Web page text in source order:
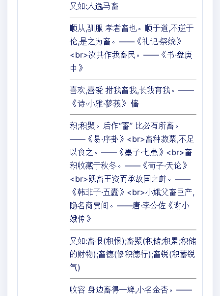
又如:人逸马畜
顺从,驯服 孝者畜也。顺于道,不逆于
伦,是之为畜。——《礼记·祭统》
<br>汝共作我畜民。——《书·盘庚
中》
喜欢,喜爱 拊我畜我,长我育我。——
《诗·小雅·蓼莪》 慉
积;积聚。后作“蓄” 比必有所畜。
——《易·序卦》<br>畜种菽粟,不足
以食之。——《墨子·七患》<br>畜
积收藏于秋冬。——《荀子·天论》
<br>既畜王资而承故国之衅。——
《韩非子·五蠹》<br>小娥父畜巨产,
隐名商贾间。——唐·李公佐《谢小
娥传》
又如:畜恨(积恨);畜聚(积储;积累;积储
的财物);畜德(修积德行);畜锐(积蓄锐
气)
收容 身边畜得一婢,小名金杏。——